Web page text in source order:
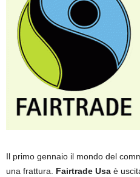
Il primo gennaio il mondo del
una frattura. Fairtrade Usa è